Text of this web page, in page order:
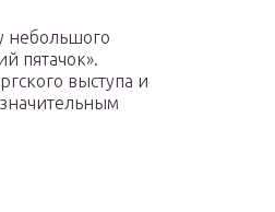
небольшого
пятачок».
выступа и